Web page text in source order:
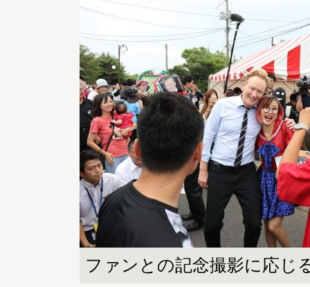
ファンとの記念撮影に応じ